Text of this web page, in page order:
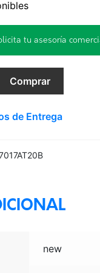
tu asesoría
Comprar
de Entrega
new